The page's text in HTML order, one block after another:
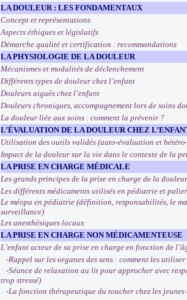
LA DOULEUR : LES FONDAMENTAUX
Concept et représentations
Aspects éthiques et législatifs
Démarche qualité et certification : recommandations
LA PHYSIOLOGIE DE LA DOULEUR
Mécanismes et modalités de déclenchement
Différents types de douleur chez l’enfant
Douleurs aiguës chez l’enfant
Douleurs chroniques, accompagnement lors de soins
La douleur liée aux soins : comment la prévenir ?
L’ÉVALUATION DE LA DOULEUR CHEZ
Utilisation des outils validés (auto-évaluation et
Impact de la douleur sur la vie dans le contexte de la
LA PRISE EN CHARGE MÉDICALE
Les grands principes de la prise en charge de la
Les différents médicaments utilisés en pédiatrie et
Le méopa en pédiatrie (définition, responsabilités, le
surveillance)
Les anesthésiques locaux
LA PRISE EN CHARGE NON MÉDICAMENTEUSE
L’enfant acteur de sa prise en charge en fonction de
-Rappel sur les organes des sens : comment les
-Séance de relaxation au lit pour approcher avec
trop stressé)
-La fonction thérapeutique du toucher chez les